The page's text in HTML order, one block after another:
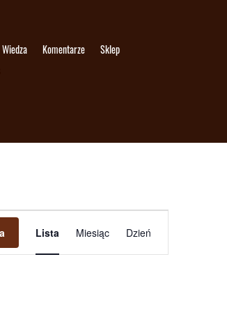
Wiedza Komentarze
Sklep
Wydarzenie
Widoki
nawigacja
Lista Miesiąc Dzień